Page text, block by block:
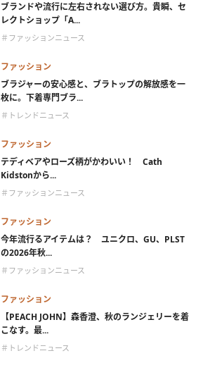
ブランドや流行に左右されない選び方。貴瞬、セ
レクトショップ「A...
＃ファッションニュース
ファッション
ブラジャーの安心感と、ブラトップの解放感を一
枚に。下着専門ブラ...
＃トレンドニュース
ファッション
テディベアやローズ柄がかわいい！ Cath
Kidstonから...
＃ファッションニュース
ファッション
今年流行るアイテムは？ ユニクロ、GU、PLST
の2026年秋...
＃ファッションニュース
ファッション
【PEACH JOHN】森香澄、秋のランジェリーを着
こなす。最...
＃トレンドニュース